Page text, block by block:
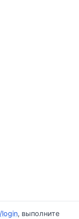
, выполните